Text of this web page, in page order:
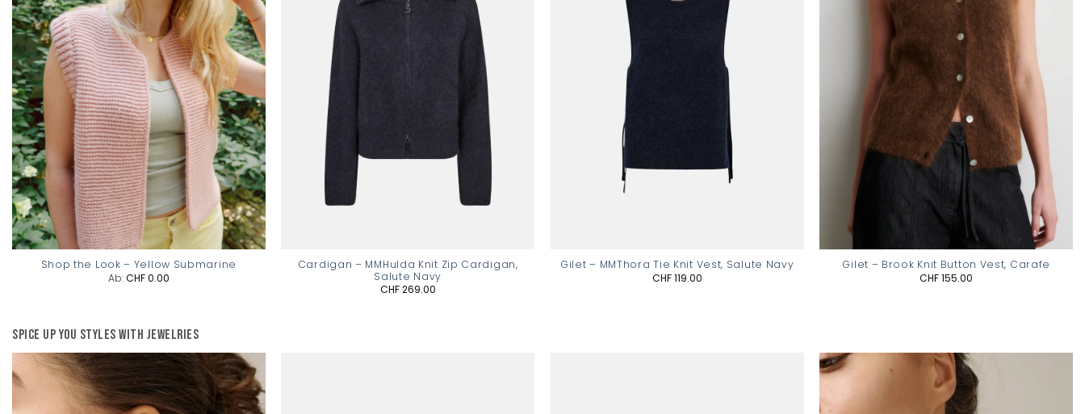
Shop the Look – Yellow Submarine
Ab:CHF0.00
Cardigan – MMHulda Knit Zip Cardigan,
Salute Navy
CHF269.00
Gilet – MMThora Tie Knit Vest, Salute Navy
CHF119.00
Gilet – Brook Knit Button Vest, Carafe
CHF155.00
Spice up you styles with jewelries
Add to